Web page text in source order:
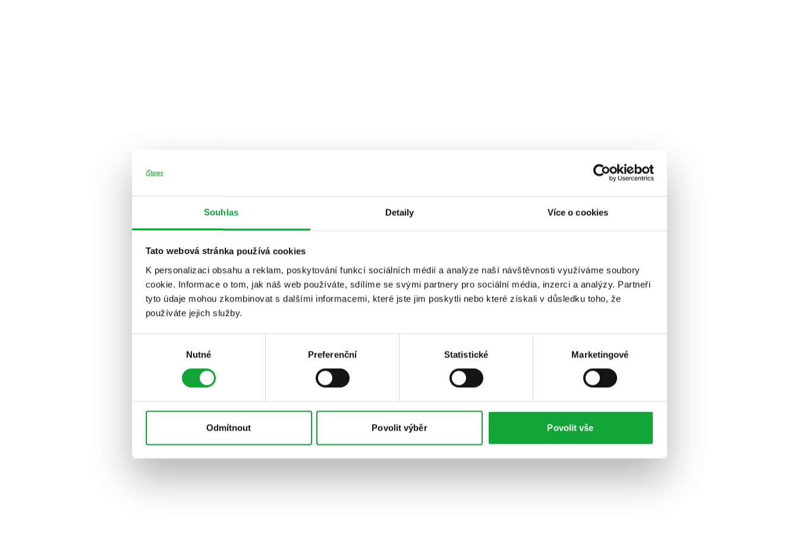
Souhlas Detaily Více o cookies
Tato webová stránka používá cookies
K personalizaci obsahu a reklam, poskytování funkcí sociálních médií a analýze naší návštěvnosti využíváme soubory
cookie. Informace o tom, jak náš web používáte, sdílíme se svými partnery pro sociální média, inzerci a analýzy. Partneři
tyto údaje mohou zkombinovat s dalšími informacemi, které jste jim poskytli nebo které získali v důsledku toho, že
používáte jejich služby.
Nutné Preferenční Statistické Marketingové
Odmítnout Povolit výběr Povolit vše